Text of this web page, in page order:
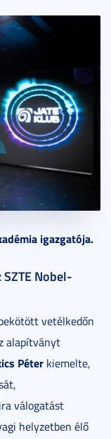
igazgatója.
Nobel-
vetélkedőn
alapítványt
Péter kiemelte,
válogatást
helyzetben élő